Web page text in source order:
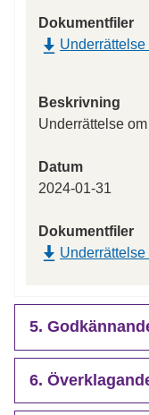
Dokumentfiler
Beskrivning
Underrättelse
Datum
2024-01-31
Dokumentfiler
5.
6.